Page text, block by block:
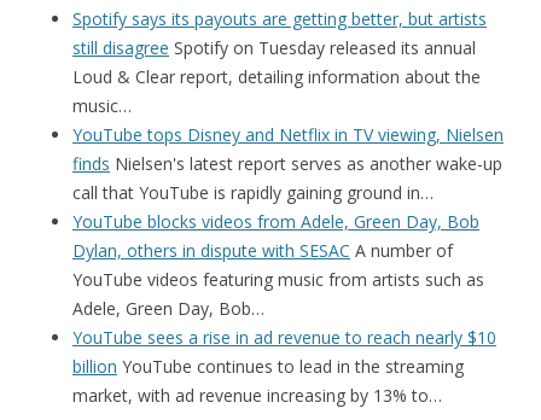
Spotify says its payouts are getting better, but artists
still disagree Spotify on Tuesday released its annual
Loud & Clear report, detailing information about the
music…
YouTube tops Disney and Netflix in TV viewing, Nielsen
finds Nielsen's latest report serves as another wake-up
call that YouTube is rapidly gaining ground in…
YouTube blocks videos from Adele, Green Day, Bob
Dylan, others in dispute with SESAC A number of
YouTube videos featuring music from artists such as
Adele, Green Day, Bob…
YouTube sees a rise in ad revenue to reach nearly $10
billion YouTube continues to lead in the streaming
market, with ad revenue increasing by 13% to…